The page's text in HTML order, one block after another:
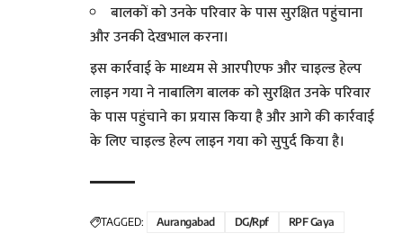
बालकों को उनके परिवार के पास सुरक्षित पहुंचाना
और उनकी देखभाल करना।
इस कार्रवाई के माध्यम से आरपीएफ और चाइल्ड हेल्प
लाइन गया ने नाबालिग बालक को सुरक्षित उनके परिवार
के पास पहुंचाने का प्रयास किया है और आगे की कार्रवाई
के लिए चाइल्ड हेल्प लाइन गया को सुपुर्द किया है।
TAGGED: Aurangabad DG/Rpf RPF Gaya